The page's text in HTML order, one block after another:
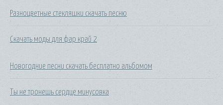
Разноцветные стекляшки скачать песню
Скачать моды для фар край 2
Новогодние песни скачать бесплатно альбомом
Ты не тронешь сердце минусовка